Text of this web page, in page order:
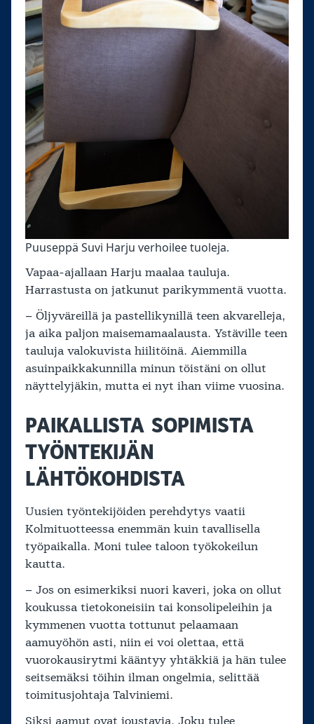
Puuseppä Suvi Harju verhoilee tuoleja.
Vapaa-ajallaan Harju maalaa tauluja.
Harrastusta on jatkunut parikymmentä vuotta.
– Öljyväreillä ja pastellikynillä teen akvarelleja,
ja aika paljon maisemamaalausta. Ystäville teen
tauluja valokuvista hiilitöinä. Aiemmilla
asuinpaikkakunnilla minun töistäni on ollut
näyttelyjäkin, mutta ei nyt ihan viime vuosina.
PAIKALLISTA SOPIMISTA
TYÖNTEKIJÄN
LÄHTÖKOHDISTA
Uusien työntekijöiden perehdytys vaatii
Kolmituotteessa enemmän kuin tavallisella
työpaikalla. Moni tulee taloon työkokeilun
kautta.
– Jos on esimerkiksi nuori kaveri, joka on ollut
koukussa tietokoneisiin tai konsolipeleihin ja
kymmenen vuotta tottunut pelaamaan
aamuyöhön asti, niin ei voi olettaa, että
vuorokausirytmi kääntyy yhtäkkiä ja hän tulee
seitsemäksi töihin ilman ongelmia, selittää
toimitusjohtaja Talviniemi.